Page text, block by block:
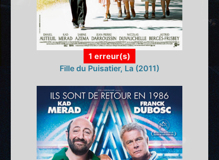
1 erreur(s)
Fille du Puisatier, La (2011)